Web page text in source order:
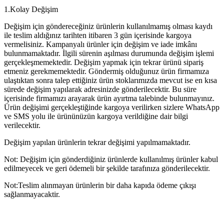
1.Kolay Değişim
Değişim için göndereceğiniz ürünlerin kullanılmamış olması kaydı
ile teslim aldığınız tarihten itibaren 3 gün içerisinde kargoya
vermelisiniz. Kampanyalı ürünler için değişim ve iade imkânı
bulunmamaktadır. İlgili sürenin aşılması durumunda değişim işlemi
gerçekleşmemektedir. Değişim yapmak için tekrar ürünü sipariş
etmeniz gerekmemektedir. Göndermiş olduğunuz ürün firmamıza
ulaştıktan sonra talep ettiğiniz ürün stoklarımızda mevcut ise en kısa
sürede değişim yapılarak adresinizde gönderilecektir. Bu süre
içerisinde firmamızı arayarak ürün ayırtma talebinde bulunmayınız.
Ürün değişimi gerçekleştiğinde kargoya verilirken sizlere WhatsApp
ve SMS yolu ile ürününüzün kargoya verildiğine dair bilgi
verilecektir.
Değişim yapılan ürünlerin tekrar değişimi yapılmamaktadır.
Not: Değişim için gönderdiğiniz ürünlerde kullanılmış ürünler kabul
edilmeyecek ve geri ödemeli bir şekilde tarafınıza gönderilecektir.
Not:Teslim alınmayan ürünlerin bir daha kapıda ödeme çıkışı
sağlanmayacaktir.